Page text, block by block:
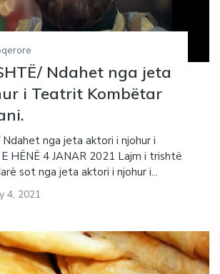
Ndahet nga jeta
i Teatrit Kombëtar
nga jeta aktori i njohur i
HËNË 4 JANAR 2021 Lajm i trishtë
sot nga jeta aktori i njohur i...
4, 2021